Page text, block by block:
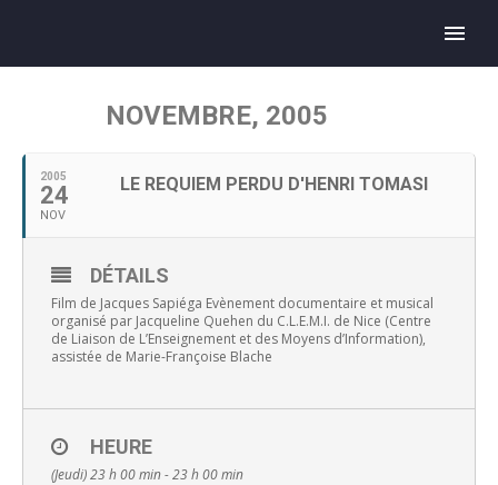
NOVEMBRE, 2005
2005
24
NOV
LE REQUIEM PERDU D'HENRI TOMASI
DÉTAILS
Film de Jacques Sapiéga Evènement documentaire et musical
organisé par Jacqueline Quehen du C.L.E.M.I. de Nice (Centre
de Liaison de L’Enseignement et des Moyens d’Information),
assistée de Marie-Françoise Blache
HEURE
(Jeudi) 23 h 00 min - 23 h 00 min